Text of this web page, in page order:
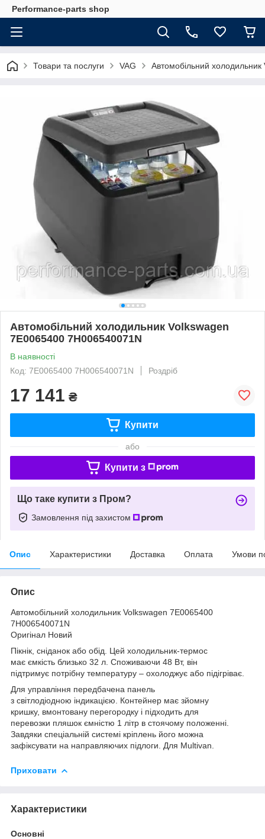
Performance-parts shop
Товари та послуги VAG Автомобільний
Автомобільний холодильник Volkswagen
7E0065400 7H006540071N
В наявності
Код: 7E0065400 7H006540071N
Роздріб
17 141 ₴
Купити
або
Купити з
Що таке купити з Пром?
Замовлення під захистом
Опис Характеристики Доставка Оплата Умови
Опис
Автомобільний холодильник Volkswagen 7E0065400
7H006540071N
Оригінал Новий
Пікнік, сніданок або обід. Цей холодильник-термос
має ємкість близько 32 л. Споживаючи 48 Вт, він
підтримує потрібну температуру – охолоджує або підігріває.
Для управління передбачена панель
з світлодіодною індикацією. Контейнер має зйомну
кришку, вмонтовану перегородку і підходить для
перевозки пляшок ємністю 1 літр в стоячому положенні.
Завдяки спеціальній системі кріплень його можна
зафіксувати на направляючих підлоги. Для Multivan.
Приховати
Характеристики
Основні